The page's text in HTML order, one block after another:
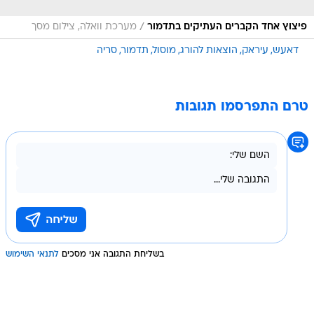
פיצוץ אחד הקברים העתיקים בתדמור / מערכת וואלה, צילום מסך
דאעש עיראק הוצאות להורג מוסול תדמור סריה
טרם התפרסמו תגובות
בשליחת התגובה אני מסכים לתנאי השימוש